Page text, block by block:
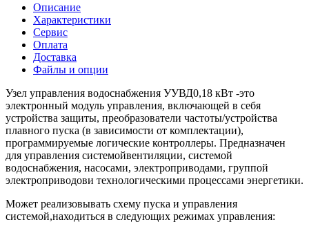
Описание
Характеристики
Сервис
Оплата
Доставка
Файлы и опции
Узел управления водоснабжения УУВД0,18 кВт -это
электронный модуль управления, включающей в себя
устройства защиты, преобразователи частоты/устройства
плавного пуска (в зависимости от комплектации),
программируемые логические контроллеры. Предназначен
для управления системойвентиляции, системой
водоснабжения, насосами, электроприводами, группой
электроприводови технологическими процессами энергетики.
Может реализовывать схему пуска и управления
системой,находиться в следующих режимах управления: